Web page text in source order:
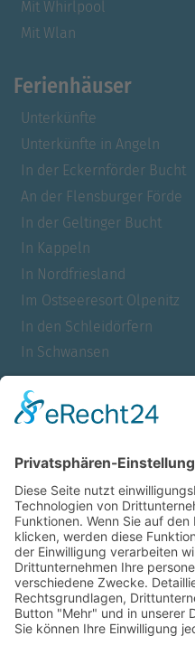
Mit Whirlpool
Mit Wlan
Ferienhäuser
Unterkünfte
Unterkünfte in Angeln
In der Eckernförder Bucht
An der Flensburger Förde
In der Geltinger Bucht
In Kappeln
In Nordfriesland
Im Ostseeresort Olpenitz
In den Schleidörfern
In Schwansen
Für Allergiker
Für Familien
Mit Meerblick
Für Urlauber mit Hund
Für Nichtraucher
Für Paare
Für Raucher
Mit Sauna